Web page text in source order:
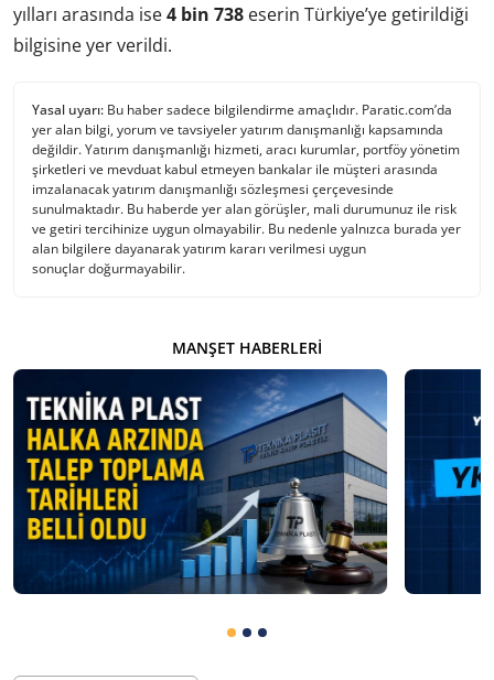
yılları arasında ise4 bin 738 eserin Türkiye’ye getirildiği
bilgisine yer verildi.
Yasal uyarı: Bu haber sadece bilgilendirme amaçlıdır. Paratic.com’da
yer alan bilgi, yorum ve tavsiyeler yatırım danışmanlığı kapsamında
değildir. Yatırım danışmanlığı hizmeti, aracı kurumlar, portföy yönetim
şirketleri ve mevduat kabul etmeyen bankalar ile müşteri arasında
imzalanacak yatırım danışmanlığı sözleşmesi çerçevesinde
sunulmaktadır. Bu haberde yer alan görüşler, mali durumunuz ile risk
ve getiri tercihinize uygun olmayabilir. Bu nedenle yalnızca burada yer
alan bilgilere dayanarak yatırım kararı verilmesi uygun
sonuçlar doğurmayabilir.
MANŞET HABERLERI